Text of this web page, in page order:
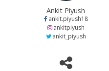
Ankit Piyush
ankit.piyush18
ankitpiyush
ankit_piyush